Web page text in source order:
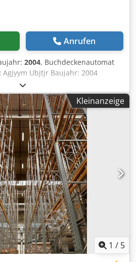
Anrufen
2004, Buchdeckenautomat
Agjyym Ubjtjr Baujahr: 2004
Bildschirm -
PS -
(flexibel) -
- Vorgeheizte Leimschlauch -
für wattierte Decken -
Kleinanzeige
1 / 5